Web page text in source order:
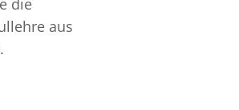
aus